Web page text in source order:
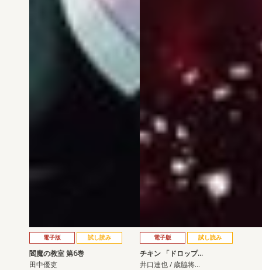
電子版 試し読み
閻魔の教室 第6巻
田中優吏
電子版 試し読み
チキン 「ドロップ…
井口達也 / 歳脇将…